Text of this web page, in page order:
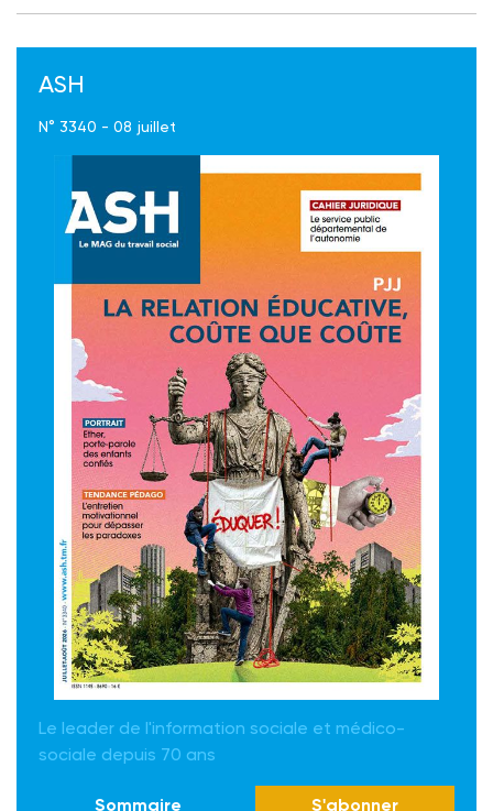
ASH
N° 3340 - 08 juillet
Le leader de l'information sociale et médico-
sociale depuis 70 ans
Sommaire S'abonner